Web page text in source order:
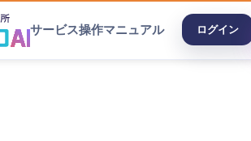
サービス操作マニュアル ログイン